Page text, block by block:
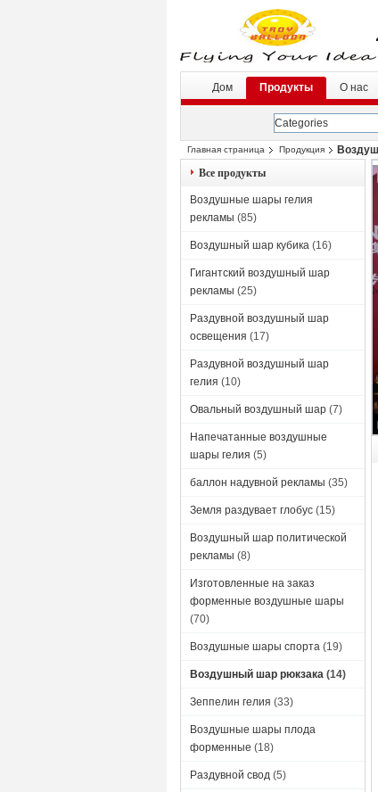
Дом Продукты О нас
Categories
Главная страница Продукция
Все продукты
Воздушные шары гелия
рекламы (85)
Воздушный шар кубика (16)
Гигантский воздушный шар
рекламы (25)
Раздувной воздушный шар
освещения (17)
Раздувной воздушный шар
гелия (10)
Овальный воздушный шар (7)
Напечатанные воздушные
шары гелия (5)
баллон надувной рекламы (35)
Земля раздувает глобус (15)
Воздушный шар политической
рекламы (8)
Изготовленные на заказ
форменные воздушные шары
(70)
Воздушные шары спорта (19)
Воздушный шар рюкзака (14)
Зеппелин гелия (33)
Воздушные шары плода
форменные (18)
Раздувной свод (5)